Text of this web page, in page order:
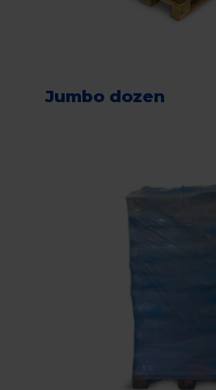
Jumbo dozen